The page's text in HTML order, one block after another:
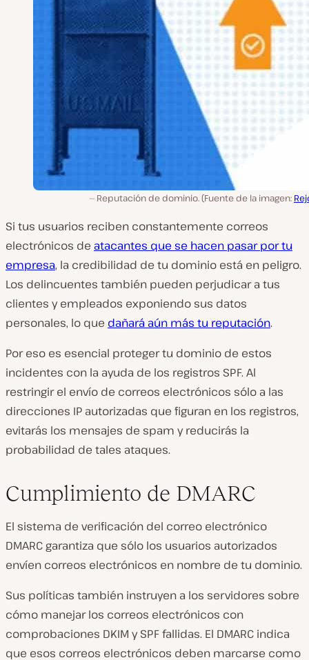
Reputación de dominio. (Fuente de la imagen:
Si tus usuarios reciben constantemente correos
electrónicos de atacantes que se hacen pasar por tu
empresa, la credibilidad de tu dominio está en peligro.
Los delincuentes también pueden perjudicar a tus
clientes y empleados exponiendo sus datos
personales, lo que dañará aún más tu reputación.
Por eso es esencial proteger tu dominio de estos
incidentes con la ayuda de los registros SPF. Al
restringir el envío de correos electrónicos sólo a las
direcciones IP autorizadas que figuran en los registros,
evitarás los mensajes de spam y reducirás la
probabilidad de tales ataques.
Cumplimiento de DMARC
El sistema de verificación del correo electrónico
DMARC garantiza que sólo los usuarios autorizados
envíen correos electrónicos en nombre de tu dominio.
Sus políticas también instruyen a los servidores sobre
cómo manejar los correos electrónicos con
comprobaciones DKIM y SPF fallidas. El DMARC indica
que esos correos electrónicos deben marcarse como